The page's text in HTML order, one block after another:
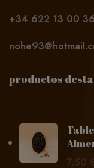
+34 622 13 00 36
productos
7,50